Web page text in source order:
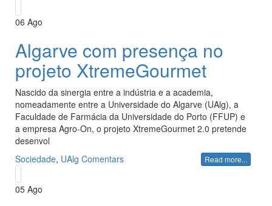
06 Ago
Algarve com presença no
projeto XtremeGourmet
Nascido da sinergia entre a indústria e a academia,
nomeadamente entre a Universidade do Algarve (UAlg), a
Faculdade de Farmácia da Universidade do Porto (FFUP) e
a empresa Agro-On, o projeto XtremeGourmet 2.0 pretende
desenvol
Sociedade, UAlg Comentars Read more...
05 Ago